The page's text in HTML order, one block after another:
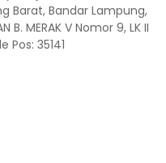
Barat, Bandar Lampung,
MERAK V Nomor 9, LK II
Pos: 35141